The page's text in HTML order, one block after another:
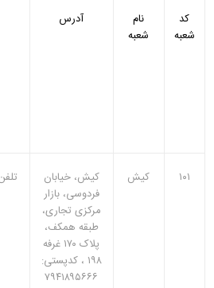
کد
شعبه
نام
شعبه
آدرس
۱۰۱ کیش
کیش، خیابان
فردوسی، بازار
مرکزی تجاری،
طبقه همکف،
پلاک ۱۷۰ غرفه
۱۹۸ ، کدپستی:
۷۹۴۱۸۹۵۶۶۶